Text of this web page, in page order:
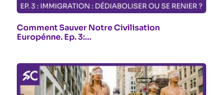
Comment Sauver Notre Civilisation
Europénne. Ep. 3:…